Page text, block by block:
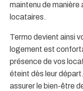
maintenu de manière
locataires.
Termo devient ainsi
logement est
présence de vos
éteint dès leur
assurer le bien-être